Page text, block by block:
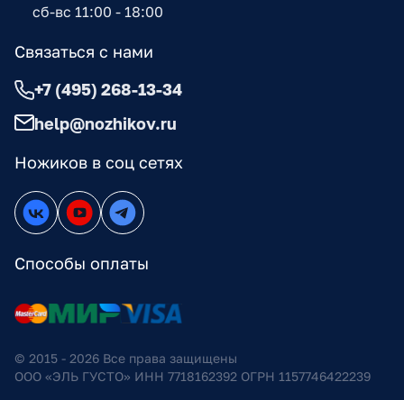
Ножиков в соц сетях
Способы оплаты
сб-вс 11:00 - 18:00
Связаться с нами
+7 (495) 268-13-34
help@nozhikov.ru
© 2015 - 2026 Все права защищены
ООО «ЭЛЬ ГУСТО» ИНН 7718162392 ОГРН 1157746422239